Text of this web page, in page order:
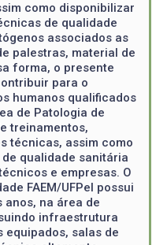
como disponibilizar
de qualidade
associados as
palestras, material de
forma, o presente
para o
humanos qualificados
de Patologia de
treinamentos,
técnicas, assim como
qualidade sanitária
e empresas. O
FAEM/UFPel possui
anos, na área de
infraestrutura
salas de